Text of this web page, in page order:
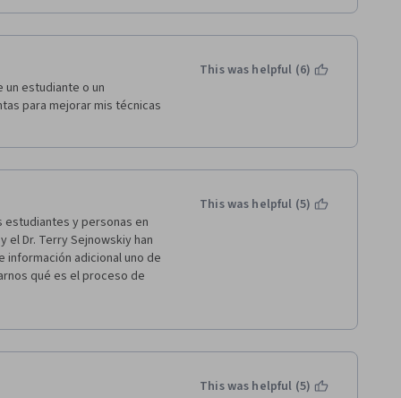
what does not to reach
thinking any moment:
all this kind
how to work in a good way
If you study in a group, try
un estudiante o un
para mejorar mis técnicas
This was helpful (6)
y personas en
el Dr. Terry Sejnowskiy han
información adicional uno de
qué es el proceso de
cuáles elementos,
se debe hacer y qué no.
This was helpful (5)
This was helpful (5)